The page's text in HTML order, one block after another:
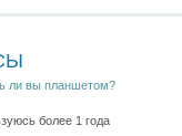
ли вы планшетом?
более 1 года